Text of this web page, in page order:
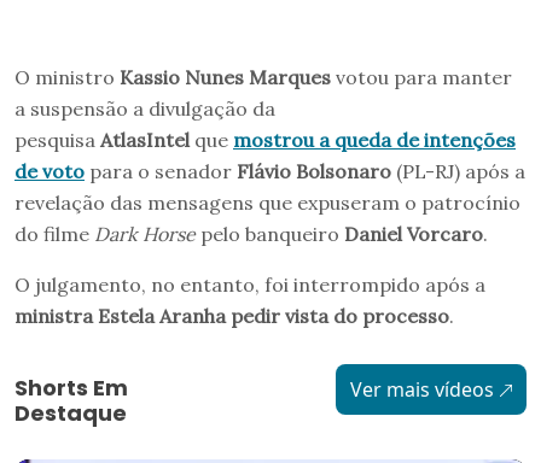
O ministro Kassio Nunes Marques votou para manter
a suspensão a divulgação da
pesquisa AtlasIntel que mostrou a queda de intenções
de voto para o senador Flávio Bolsonaro (PL-RJ) após a
revelação das mensagens que expuseram o patrocínio
do filme Dark Horsepelo banqueiro Daniel Vorcaro.
O julgamento, no entanto, foi interrompido após a
ministra Estela Aranha pedir vista do processo.
Shorts Em
Destaque
Ver mais vídeos